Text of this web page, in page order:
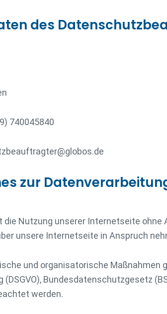
des
740045840
zur
die Nutzung unserer Internetseite ohne
unsere Internetseite in Anspruch
und organisatorische
(DSGVO), Bundesdatenschutzgesetz
werden.